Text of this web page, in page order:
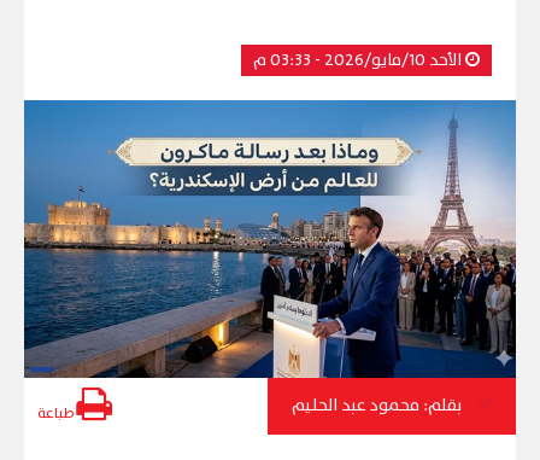
الأحد 10/مايو/2026 - 03:33 م
بقلم: محمود عبد الحليم طباعة